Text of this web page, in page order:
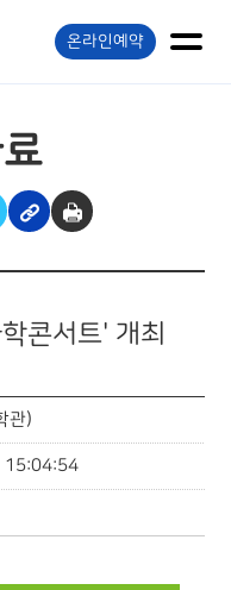
온라인예약
콘서트' 개최
관)
15:04:54